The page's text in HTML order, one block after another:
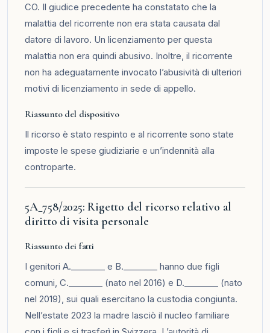
CO. Il giudice precedente ha constatato che la
malattia del ricorrente non era stata causata dal
datore di lavoro. Un licenziamento per questa
malattia non era quindi abusivo. Inoltre, il ricorrente
non ha adeguatamente invocato l’abusività di ulteriori
motivi di licenziamento in sede di appello.
Riassunto del dispositivo
Il ricorso è stato respinto e al ricorrente sono state
imposte le spese giudiziarie e un’indennità alla
controparte.
5A_758/2025: Rigetto del ricorso relativo al
diritto di visita personale
Riassunto dei fatti
I genitori A.________ e B.________ hanno due figli
comuni, C.________ (nato nel 2016) e D.________ (nato
nel 2019), sui quali esercitano la custodia congiunta.
Nell’estate 2023 la madre lasciò il nucleo familiare